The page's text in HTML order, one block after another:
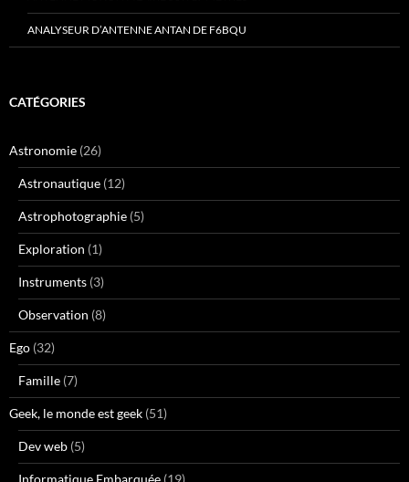
ANALYSEUR D’ANTENNE ANTAN DE F6BQU
CATÉGORIES
Astronomie (26)
Astronautique (12)
Astrophotographie (5)
Exploration (1)
Instruments (3)
Observation (8)
Ego (32)
Famille (7)
Geek, le monde est geek (51)
Dev web (5)